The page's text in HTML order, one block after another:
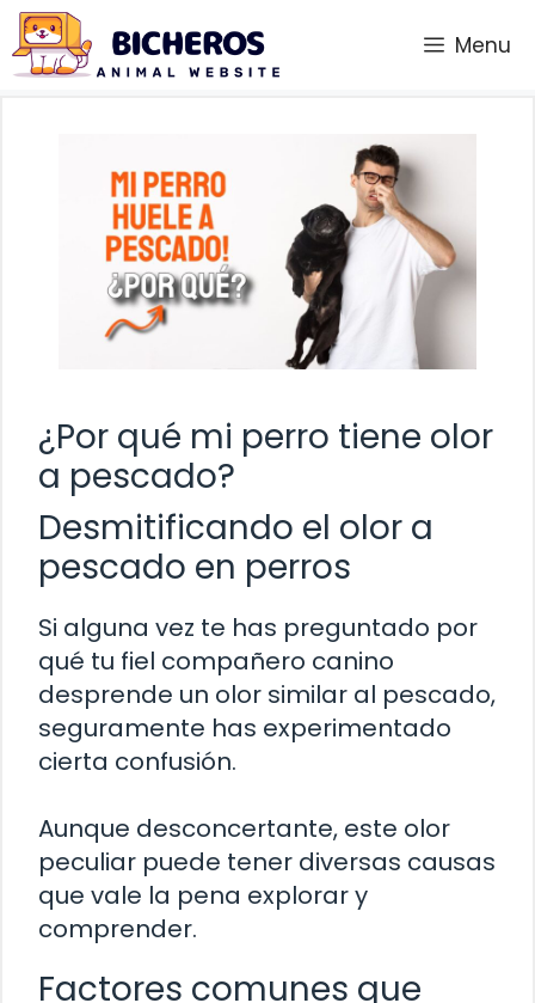
Saltar
al
contenido
Menu
¿Por qué mi perro tiene olor
a pescado?
Desmitificando el olor a
pescado en perros
Si alguna vez te has preguntado por
qué tu fiel compañero canino
desprende un olor similar al pescado,
seguramente has experimentado
cierta confusión.
Aunque desconcertante, este olor
peculiar puede tener diversas causas
que vale la pena explorar y
comprender.
Factores comunes que